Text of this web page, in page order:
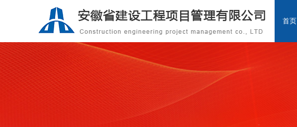
首页
我们的业务